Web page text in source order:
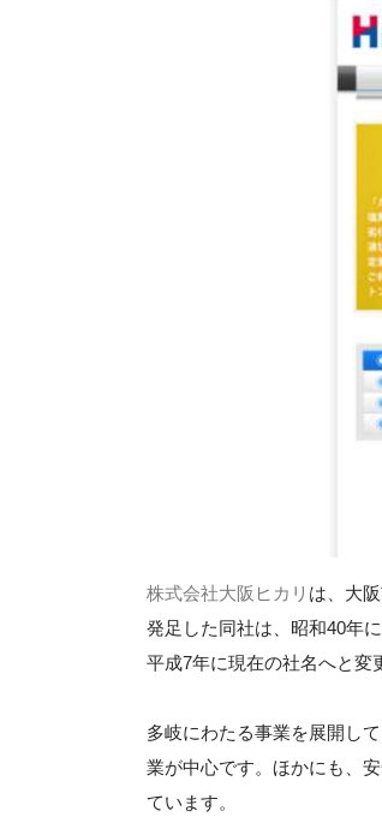
株式会社大阪ヒカリ は、大
発足した同社は、昭和40年
平成7年に現在の社名へと変
多岐にわたる事業を展開し
業が中心です。ほかにも、
ています。